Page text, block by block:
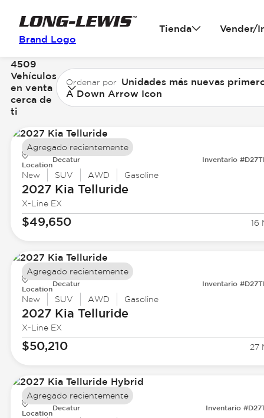
Brand Logo
Tienda Vender/
4509
Vehículos
en venta
cerca de
ti
Ordenar por Unidades más nuevas
A Down Arrow Icon
Location
Decatur Inventario
New SUV AWD Gasoline
2027 Kia Telluride
X-Line EX
$49,650 16
Agregado recientemente
Location
Decatur Inventario
New SUV AWD Gasoline
2027 Kia Telluride
X-Line EX
$50,210 27
Agregado recientemente
Location
Decatur Inventario
Agregado recientemente